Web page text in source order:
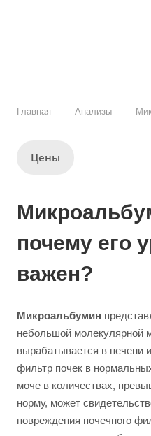
Главная — Анализы —
Цены
почему его
важен?
Микроальбумин
небольшой молекулярной
вырабатывается в печени
фильтр почек в
моче в количествах,
норму, может
повреждения почечного